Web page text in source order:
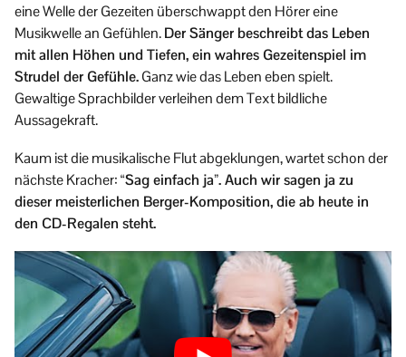
eine Welle der Gezeiten überschwappt den Hörer eine
Musikwelle an Gefühlen.Der Sänger beschreibt das Leben
mit allen Höhen und Tiefen, ein wahres Gezeitenspiel im
Strudel der Gefühle.Ganz wie das Leben eben spielt.
Gewaltige Sprachbilder verleihen dem Text bildliche
Aussagekraft.
Kaum ist die musikalische Flut abgeklungen, wartet schon der
nächste Kracher:“Sag einfach ja”. Auch wir sagen ja zu
dieser meisterlichen Berger-Komposition, die ab heute in
den CD-Regalen steht.